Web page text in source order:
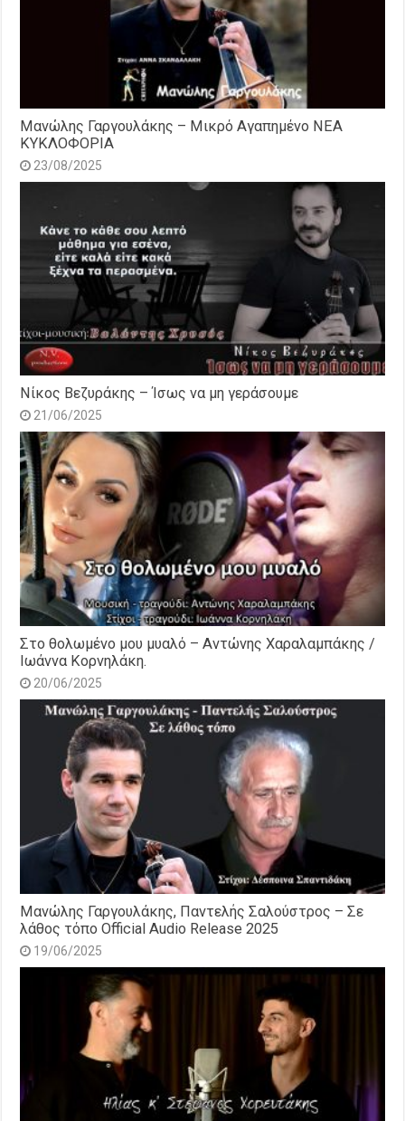
Μανώλης Γαργουλάκης – Μικρό Αγαπημένο NEΑ
ΚΥΚΛΟΦΟΡΙΑ
23/08/2025
Νίκος Βεζυράκης – Ίσως να μη γεράσουμε
21/06/2025
Στο θολωμένο μου μυαλό – Αντώνης Χαραλαμπάκης /
Ιωάννα Κορνηλάκη.
20/06/2025
Μανώλης Γαργουλάκης, Παντελής Σαλούστρος – Σε
λάθος τόπο Official Audio Release 2025
19/06/2025